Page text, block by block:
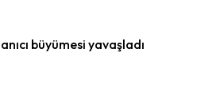
büyümesi yavaşladı